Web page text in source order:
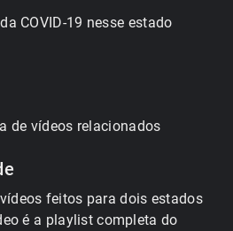
COVID-19 nesse estado
de vídeos relacionados
feitos para dois estados
é a playlist completa do